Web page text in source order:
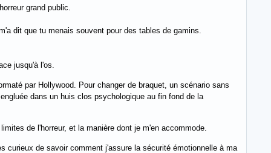
grand public.
dit que tu menais souvent pour des tables de gamins.
jusqu'à l'os.
par Hollywood. Pour changer de braquet, un scénario sans
dans un huis clos psychologique au fin fond de la
de l'horreur, et la manière dont je m'en accommode.
curieux de savoir comment j'assure la sécurité émotionnelle à ma